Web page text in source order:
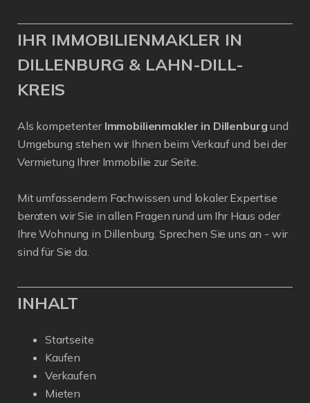
IHR IMMOBILIENMAKLER IN
DILLENBURG & LAHN-DILL-
KREIS
Als kompetenter Immobilienmakler in Dillenburg und
Umgebung stehen wir Ihnen beim Verkauf und bei der
Vermietung Ihrer Immobilie zur Seite.
Mit umfassendem Fachwissen und lokaler Expertise
beraten wir Sie in allen Fragen rund um Ihr Haus oder
Ihre Wohnung in Dillenburg. Sprechen Sie uns an - wir
sind für Sie da.
INHALT
Startseite
Kaufen
Verkaufen
Mieten